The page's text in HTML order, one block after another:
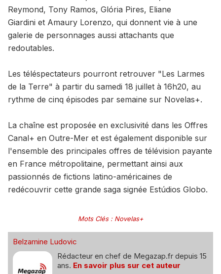
Reymond, Tony Ramos, Glória Pires, Eliane
Giardini et Amaury Lorenzo, qui donnent vie à une
galerie de personnages aussi attachants que
redoutables.
Les téléspectateurs pourront retrouver "Les Larmes
de la Terre" à partir du samedi 18 juillet à 16h20, au
rythme de cinq épisodes par semaine sur Novelas+.
La chaîne est proposée en exclusivité dans les Offres
Canal+ en Outre-Mer et est également disponible sur
l'ensemble des principales offres de télévision payante
en France métropolitaine, permettant ainsi aux
passionnés de fictions latino-américaines de
redécouvrir cette grande saga signée Estúdios Globo.
Mots Clés: Novelas+
Belzamine Ludovic
Rédacteur en chef de Megazap.fr depuis 15
ans. En savoir plus sur cet auteur